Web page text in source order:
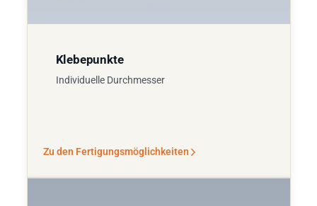
Klebepunkte
Individuelle Durchmesser
Zu den Fertigungsmöglichkeiten